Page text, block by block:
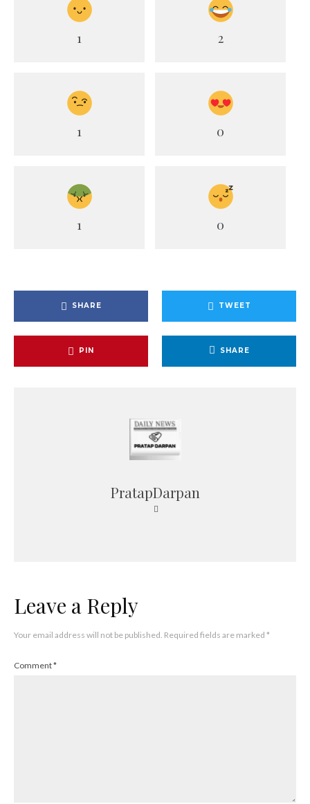
1 2
1 0
1 0
SHARE TWEET
PIN SHARE
PratapDarpan
Leave a Reply
Your email address will not be published. Required fields are marked *
Comment*